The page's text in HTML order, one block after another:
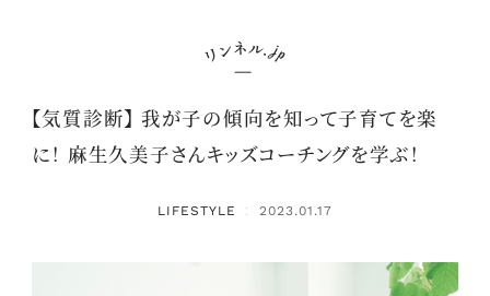
【気質診断】 我が子の傾向を知って子育てを楽
に！ 麻生久美子さんキッズコーチングを学ぶ！
LIFESTYLE ： 2023.01.17